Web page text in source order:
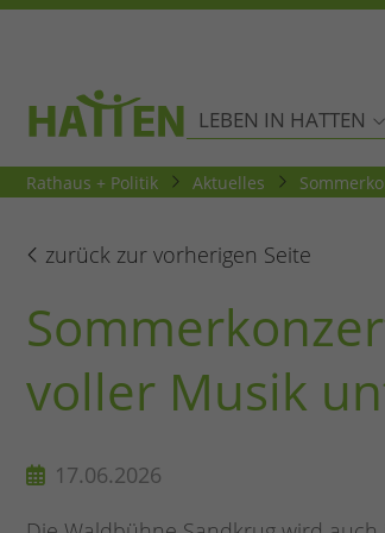
LEBEN IN HATTEN
Rathaus + Politik Aktuelles
zurück zur vorherigen Seite
voller Musik
17.06.2026